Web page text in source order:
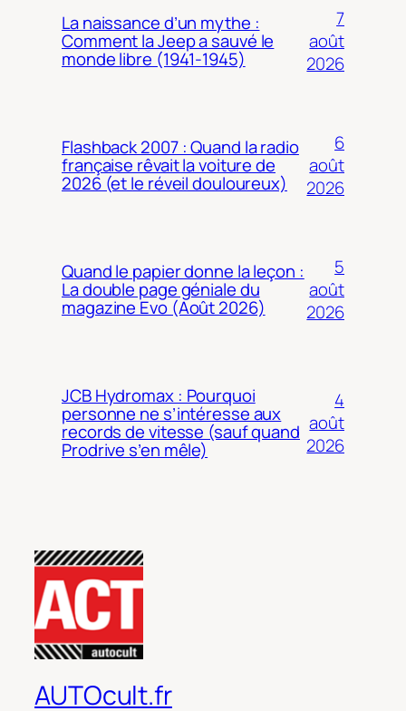
La naissance d’un mythe :
Comment la Jeep a sauvé le
monde libre (1941-1945)
7
août
2026
Flashback 2007 : Quand la radio
française rêvait la voiture de
2026 (et le réveil douloureux)
6
août
2026
Quand le papier donne la leçon :
La double page géniale du
magazine Evo (Août 2026)
5
août
2026
JCB Hydromax : Pourquoi
personne ne s’intéresse aux
records de vitesse (sauf quand
Prodrive s’en mêle)
4
août
2026
AUTOcult.fr